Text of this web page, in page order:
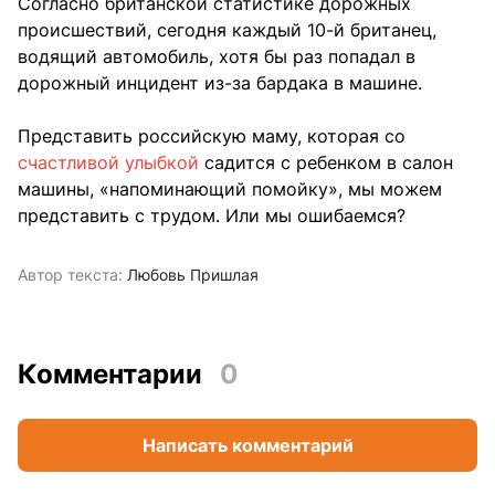
происшествий, сегодня каждый 10-й британец,
водящий автомобиль, хотя бы раз попадал в
дорожный инцидент из-за бардака в машине.
Представить российскую маму, которая со
счастливой улыбкой садится с ребенком в салон
машины, «напоминающий помойку», мы можем
представить с трудом. Или мы ошибаемся?
Автор текста: Любовь Пришлая
Комментарии 0
Написать комментарий